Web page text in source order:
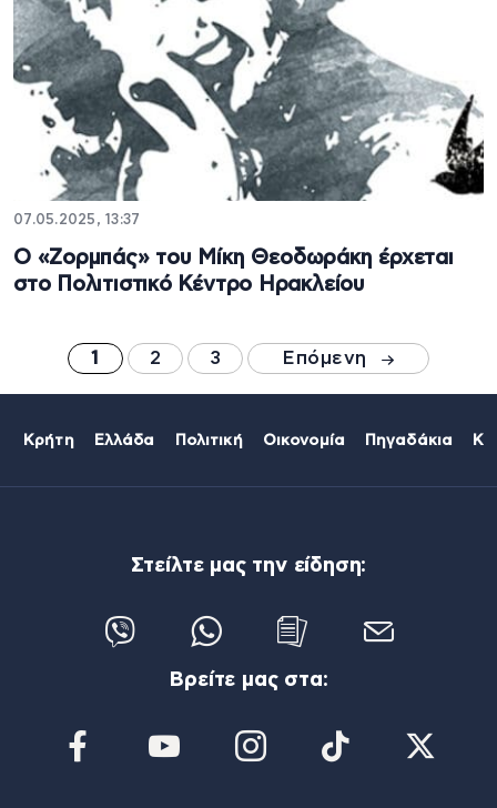
07.05.2025, 13:37
Ο «Ζορμπάς» του Μίκη Θεοδωράκη έρχεται
στο Πολιτιστικό Κέντρο Ηρακλείου
1 2 3 Επόμενη
Κρήτη Ελλάδα Πολιτική Οικονομία Πηγαδάκια
Στείλτε μας την είδηση:
Βρείτε μας στα: